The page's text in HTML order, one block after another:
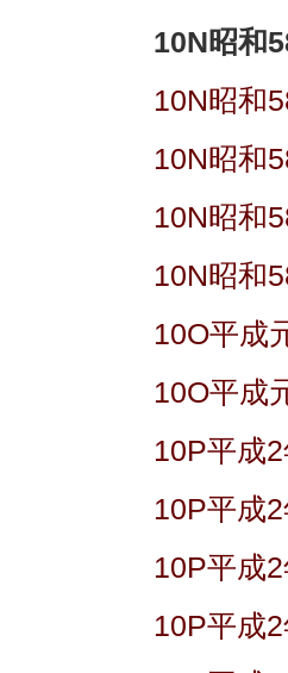
10N昭和
10N昭和
10N昭和
10N昭和
10N昭和
10O平成
10O平成
10P平成
10P平成
10P平成
10P平成